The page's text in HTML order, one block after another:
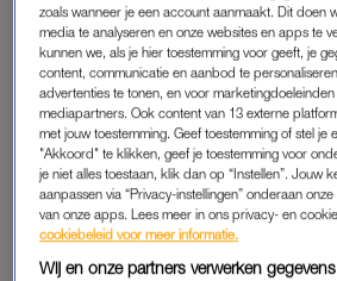
die hierin kunnen meespelen. Denk aan
of genetische afwijking in het erfelijk
aanlegstoornissen die tijdens de
verworven afwijkingen door een virus,
of zuurstofgebrek. Ook kan de oorzaak
de stofwisseling, immunologische
hersentumor.
AANVAL
zoals wanneer je een account aanmaakt. Dit doen
media te analyseren en onze websites en apps te
kunnen we, als je hier toestemming voor geeft, je
content, communicatie en aanbod te
advertenties te tonen, en voor
mediapartners. Ook content van 13 externe
met jouw toestemming. Geef toestemming of stel je
"Akkoord" te klikken, geef je toestemming voor
je niet alles toestaan, klik dan op “Instellen”. Jouw
aanpassen via “Privacy-instellingen” onderaan
van onze apps. Lees meer in ons privacy- en
cookiebeleid voor meer informatie.
Wij en onze partners verwerken